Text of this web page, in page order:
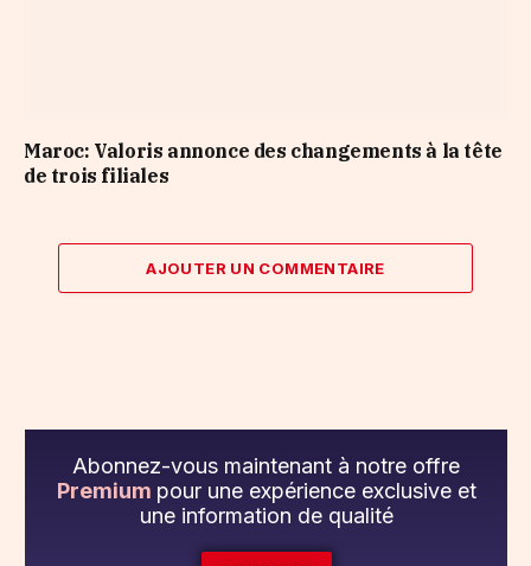
Maroc: Valoris annonce des changements à la tête
de trois filiales
AJOUTER UN COMMENTAIRE
Abonnez-vous maintenant à notre offre
Premium pour une expérience exclusive et
une information de qualité